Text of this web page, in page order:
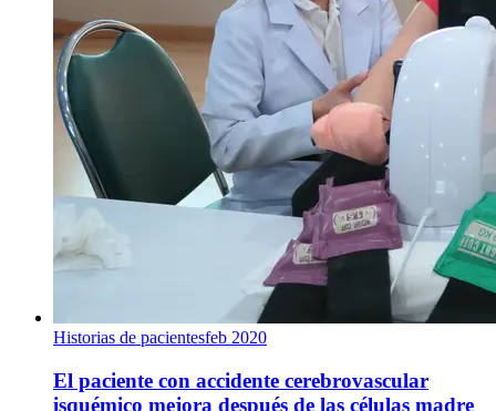
Historias de pacientesfeb 2020
El paciente con accidente cerebrovascular
isquémico mejora después de las células madre